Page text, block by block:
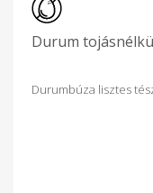
Durum
Durumbúza lisztes